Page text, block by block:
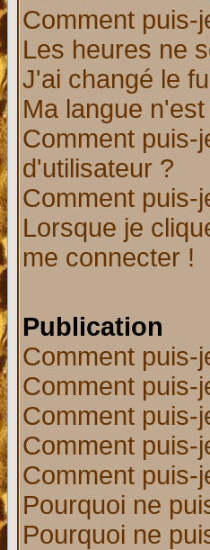
Comment puis-
Les heures ne
J'ai changé le
Ma langue
Comment puis-
d'utilisateur ?
Comment puis-
Lorsque je
me connecter !
Publication
Comment puis-
Comment puis-
Comment puis-
Comment puis-
Comment puis-
Pourquoi ne
Pourquoi ne